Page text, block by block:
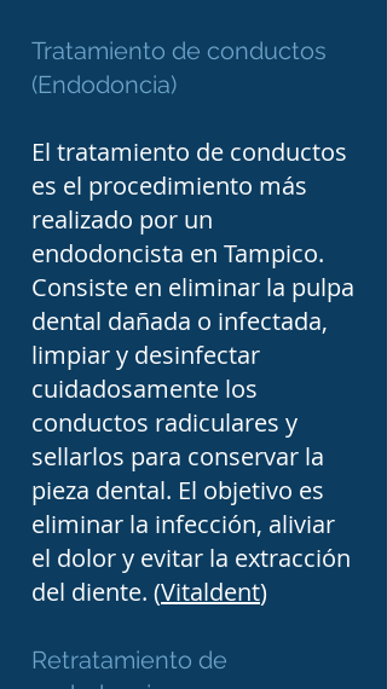
volumétrica para
identificar con mayor
exactitud la anatomía de
los conductos y realizar
procedimientos más
seguros.
Gracias a estas
innovaciones, el
tratamiento de conductos
suele realizarse con mayor
comodidad para el
paciente y con altos
índices de éxito. Contrario
endodoncia moderna
Tratamiento de conductos
(Endodoncia)
El tratamiento de conductos
es el procedimiento más
realizado por un
endodoncista en Tampico.
Consiste en eliminar la pulpa
dental dañada o infectada,
limpiar y desinfectar
cuidadosamente los
conductos radiculares y
sellarlos para conservar la
pieza dental. El objetivo es
eliminar la infección, aliviar
el dolor y evitar la extracción
del diente. (Vitaldent)
Retratamiento de